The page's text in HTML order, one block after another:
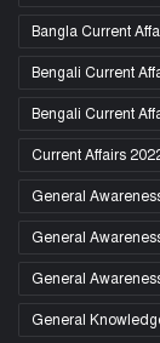
Bangla Current
Bengali Current
Bengali Current
Current Affairs
General
General
General
General